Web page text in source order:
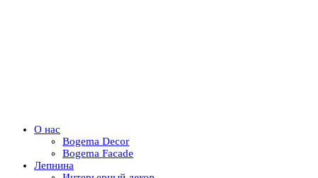
О нас
Bogema Decor
Bogema Facade
Лепнина